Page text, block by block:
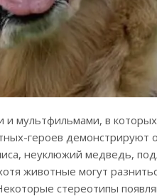
и мультфильмами, в
героев демонстрируют
неуклюжий медведь,
животные могут
стереотипы